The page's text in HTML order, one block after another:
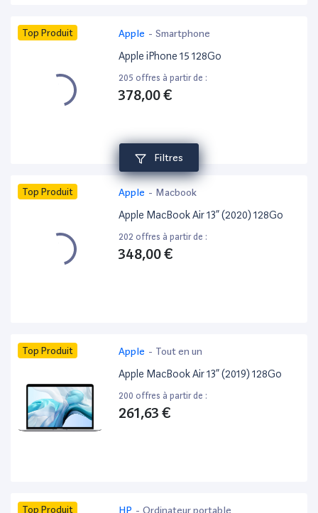
Filtres
Top Produit Apple - Smartphone
Apple iPhone 15 128Go
205 offres à partir de :
378,00 €
Top Produit Apple - Macbook
Apple MacBook Air 13” (2020) 128Go
202 offres à partir de :
348,00 €
Top Produit Apple - Tout en un
Apple MacBook Air 13” (2019) 128Go
200 offres à partir de :
261,63 €
Top Produit HP - Ordinateur portable